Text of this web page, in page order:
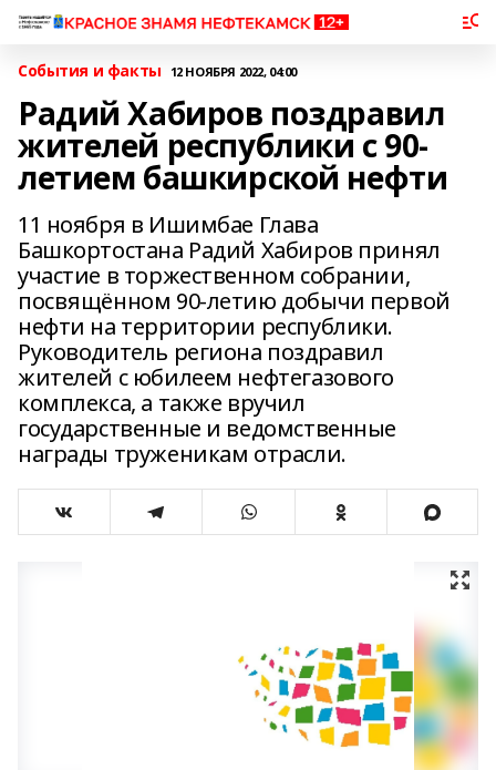
События и факты 12 НОЯБРЯ 2022, 04:00
Радий Хабиров поздравил
жителей республики с 90-
летием башкирской нефти
11 ноября в Ишимбае Глава
Башкортостана Радий Хабиров принял
участие в торжественном собрании,
посвящённом 90-летию добычи первой
нефти на территории республики.
Руководитель региона поздравил
жителей с юбилеем нефтегазового
комплекса, а также вручил
государственные и ведомственные
награды труженикам отрасли.